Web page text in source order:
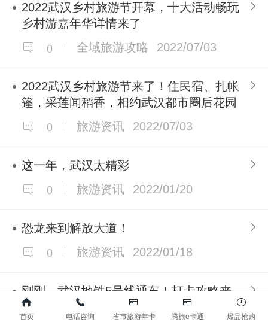
2022武汉乡村旅游节开幕，十大活动畅玩
乡村游嘉年华详情来了
0 全域旅游攻略 2022/07/03
2022武汉乡村旅游节来了！住民宿、扎帐
篷，采莲闻稻香，相约武汉都市圈后花园
0 旅游资讯 2022/07/03
这一年，武汉太精彩
0 旅游资讯 2022/01/20
恐龙来到解放大道！
0 旅游资讯 2022/01/18
刚刚，武汉地铁5号线通车！打卡攻略来
了！
首页 电话咨询 省市旅游年卡 腾旅e卡通 爆品抢购